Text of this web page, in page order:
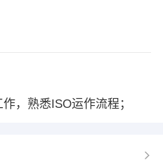
，熟悉ISO运作流程；